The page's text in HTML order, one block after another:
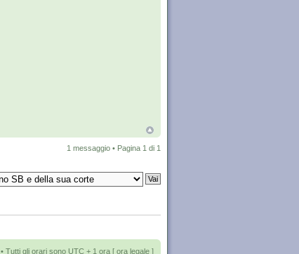
1 messaggio • Pagina 1 di 1
• Tutti gli orari sono UTC + 1 ora [ ora legale ]